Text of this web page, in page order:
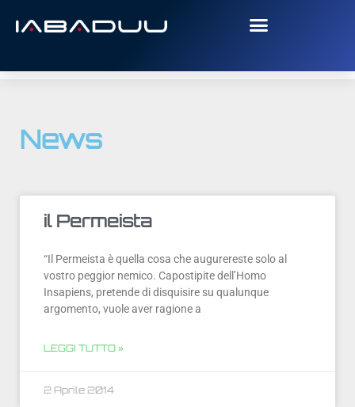
News
il Permeista
“Il Permeista è quella cosa che augurereste solo al
vostro peggior nemico. Capostipite dell’Homo
Insapiens, pretende di disquisire su qualunque
argomento, vuole aver ragione a
LEGGI TUTTO »
2 Aprile 2014